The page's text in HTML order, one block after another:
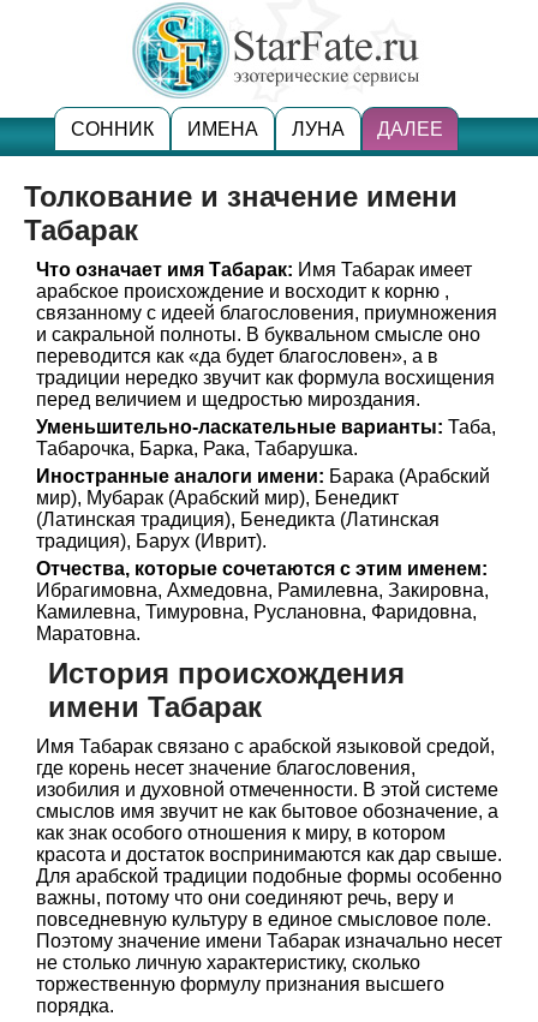
СОННИК ИМЕНА ЛУНА ДАЛЕЕ
Толкование и значение имени
Табарак
Что означает имя Табарак: Имя Табарак имеет
арабское происхождение и восходит к корню ,
связанному с идеей благословения, приумножения
и сакральной полноты. В буквальном смысле оно
переводится как «да будет благословен», а в
традиции нередко звучит как формула восхищения
перед величием и щедростью мироздания.
Уменьшительно-ласкательные варианты: Таба,
Табарочка, Барка, Рака, Табарушка.
Иностранные аналоги имени: Барака (Арабский
мир), Мубарак (Арабский мир), Бенедикт
(Латинская традиция), Бенедикта (Латинская
традиция), Барух (Иврит).
Отчества, которые сочетаются с этим именем:
Ибрагимовна, Ахмедовна, Рамилевна, Закировна,
Камилевна, Тимуровна, Руслановна, Фаридовна,
Маратовна.
История происхождения
имени Табарак
Имя Табарак связано с арабской языковой средой,
где корень несет значение благословения,
изобилия и духовной отмеченности. В этой системе
смыслов имя звучит не как бытовое обозначение, а
как знак особого отношения к миру, в котором
красота и достаток воспринимаются как дар свыше.
Для арабской традиции подобные формы особенно
важны, потому что они соединяют речь, веру и
повседневную культуру в единое смысловое поле.
Поэтому значение имени Табарак изначально несет
не столько личную характеристику, сколько
торжественную формулу признания высшего
порядка.